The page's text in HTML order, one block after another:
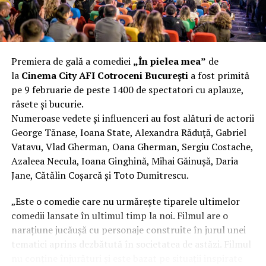
Aluminiul, pe scurt: ușor,
rezistent la coroziune, dar cu
nuanțe
Aluminiul e materialul care apare primul în conversație
când cineva caută un pavilion ușor. Și pe bună dreptate.
Densitatea aluminiului e de aproximativ 2,7 g/cm³, față
de circa 7,8 g/cm³ pentru oțel. Practic, la un volum
identic, aluminiul cântărește cam o treime din greutatea
oțelului. Pentru oricine transportă, montează și
demontează frecvent o structură, diferența asta se
simte enorm.
Un alt avantaj greu de ignorat e rezistența naturală la
coroziune. Aluminiul formează un strat subțire de oxid
Premiera de gală a comediei „În pielea mea” de
la Cinema City AFI Cotroceni Bucureștia fost primită
pe 9 februarie de peste 1400 de spectatori cu aplauze,
râsete și bucurie.
Numeroase vedete și influenceri au fost alături de actorii
George Tănase, Ioana State, Alexandra Răduță, Gabriel
Vatavu, Vlad Gherman, Oana Gherman, Sergiu Costache,
Azaleea Necula, Ioana Ginghină, Mihai Găinușă, Daria
Jane, Cătălin Coșarcă și Toto Dumitrescu.
„Este o comedie care nu urmărește tiparele ultimelor
comedii lansate în ultimul timp la noi. Filmul are o
narațiune jucăușă cu personaje construite în jurul unei
tematici aprins dezbătută în societatea de astăzi. Filmul